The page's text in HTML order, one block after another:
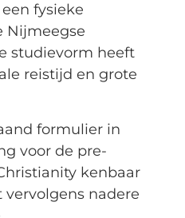
fysieke
Nijmeegse
studievorm heeft
reistijd en grote
formulier in
voor de pre-
kenbaar
nadere